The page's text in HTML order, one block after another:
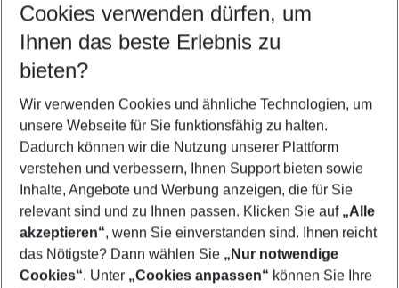
Customize your offer
Find the perfect deal which suits your best
Your departure airport
Any airport
Select your date range
09/08/26–07/08/27 5-8 nights
Who will travel
2 adults No children
Show more filter
Cookies verwenden dürfen, um
Ihnen das beste Erlebnis zu
bieten?
Wir verwenden Cookies und ähnliche Technologien, um
unsere Webseite für Sie funktionsfähig zu halten.
Dadurch können wir die Nutzung unserer Plattform
verstehen und verbessern, Ihnen Support bieten sowie
Inhalte, Angebote und Werbung anzeigen, die für Sie
relevant sind und zu Ihnen passen. Klicken Sie auf „Alle
akzeptieren“, wenn Sie einverstanden sind. Ihnen reicht
das Nötigste? Dann wählen Sie „Nur notwendige
Cookies“. Unter „Cookies anpassen“ können Sie Ihre